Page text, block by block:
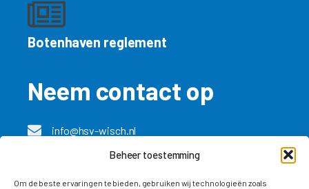
Beheer toestemming
Om de beste ervaringen te bieden, gebruiken wij technologieën zoals
Botenhaven reglement
Neem contact op
info@hsv-wisch.nl